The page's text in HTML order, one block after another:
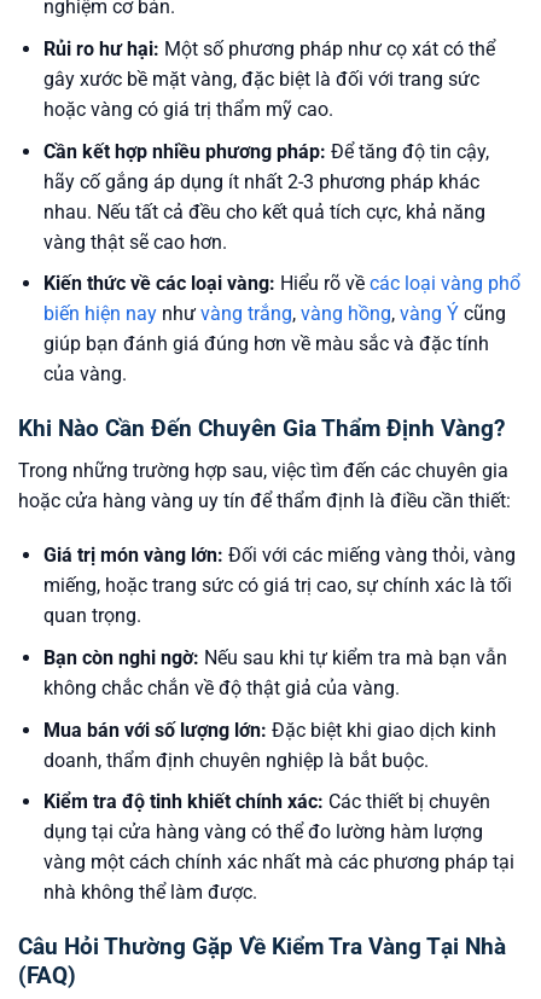
nghiệm cơ bản.
Rủi ro hư hại: Một số phương pháp như cọ xát có thể
gây xước bề mặt vàng, đặc biệt là đối với trang sức
hoặc vàng có giá trị thẩm mỹ cao.
Cần kết hợp nhiều phương pháp: Để tăng độ tin cậy,
hãy cố gắng áp dụng ít nhất 2-3 phương pháp khác
nhau. Nếu tất cả đều cho kết quả tích cực, khả năng
vàng thật sẽ cao hơn.
Kiến thức về các loại vàng: Hiểu rõ về các loại vàng phổ
biến hiện naynhư vàng trắng, vàng hồng, vàng Ýcũng
giúp bạn đánh giá đúng hơn về màu sắc và đặc tính
của vàng.
Khi Nào Cần Đến Chuyên Gia Thẩm Định Vàng?
Trong những trường hợp sau, việc tìm đến các chuyên gia
hoặc cửa hàng vàng uy tín để thẩm định là điều cần thiết:
Giá trị món vàng lớn: Đối với các miếng vàng thỏi, vàng
miếng, hoặc trang sức có giá trị cao, sự chính xác là tối
quan trọng.
Bạn còn nghi ngờ: Nếu sau khi tự kiểm tra mà bạn vẫn
không chắc chắn về độ thật giả của vàng.
Mua bán với số lượng lớn: Đặc biệt khi giao dịch kinh
doanh, thẩm định chuyên nghiệp là bắt buộc.
Kiểm tra độ tinh khiết chính xác: Các thiết bị chuyên
dụng tại cửa hàng vàng có thể đo lường hàm lượng
vàng một cách chính xác nhất mà các phương pháp tại
nhà không thể làm được.
Câu Hỏi Thường Gặp Về Kiểm Tra Vàng Tại Nhà
(FAQ)